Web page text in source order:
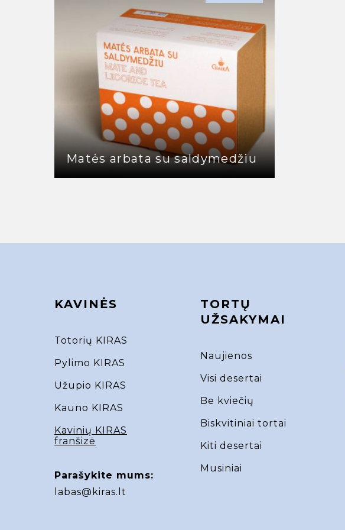
Matės arbata su saldymedžiu
KAVINĖS
Totorių KIRAS
Pylimo KIRAS
Užupio KIRAS
Kauno KIRAS
Kavinių KIRAS
franšizė
Parašykite mums:
labas@kiras.lt
TORTŲ
UŽSAKYMAI
Naujienos
Visi desertai
Be kviečių
Biskvitiniai tortai
Kiti desertai
Musiniai